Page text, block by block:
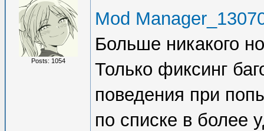
*Version =
Если поле не
неверный
*Icon File =
*Icon Index = 0
Posts: 1054
Mod
Больше никакого
Только фиксинг
поведения при
по списке в более